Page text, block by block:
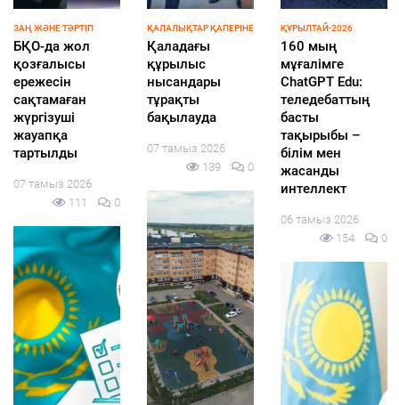
ӨҢІР ЖАҢАЛЫҚТАРЫ
Әдеп жөніндегі
кеңесте білім
беру
саласындағы
сыбайлас
жемқорлық
тәуекелдері
06 тамыз 2026
БІРЛІК
Бітімге
бастайтын
бейбіт диалог
06 тамыз 2026
ҚАЛАЛЫҚТАР ҚАПЕРІНЕ
ЭКОНОМИКА
БҚО шаруалары
заманауи суару
жүйелеріне
көшуде
06 тамыз 2026
135